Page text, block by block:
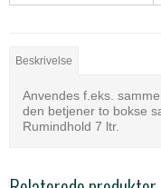
Beskrivelse
Anvendes f.eks.
den betjener to bokse
Rumindhold 7 ltr.